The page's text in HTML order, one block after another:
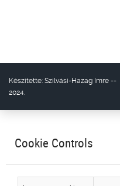
Készítette: Szilvási-Hazag Imre --
2024.
Cookie Controls